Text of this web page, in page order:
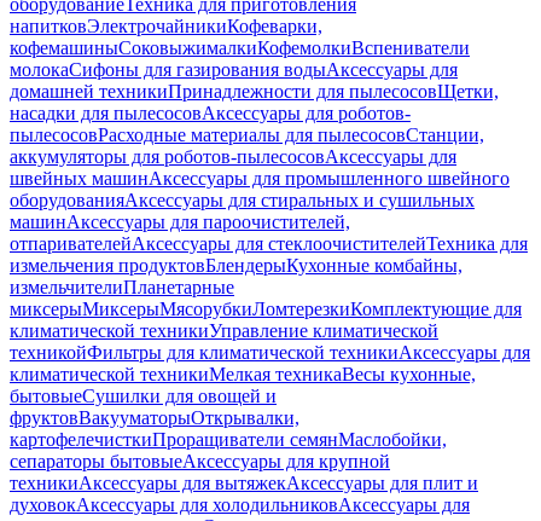
оборудованиеТехника для приготовления
напитковЭлектрочайникиКофеварки,
кофемашиныСоковыжималкиКофемолкиВспениватели
молокаСифоны для газирования водыАксессуары для
домашней техникиПринадлежности для пылесосовЩетки,
насадки для пылесосовАксессуары для роботов-
пылесосовРасходные материалы для пылесосовСтанции,
аккумуляторы для роботов-пылесосовАксессуары для
швейных машинАксессуары для промышленного швейного
оборудованияАксессуары для стиральных и сушильных
машинАксессуары для пароочистителей,
отпаривателейАксессуары для стеклоочистителейТехника для
измельчения продуктовБлендерыКухонные комбайны,
измельчителиПланетарные
миксерыМиксерыМясорубкиЛомтерезкиКомплектующие для
климатической техникиУправление климатической
техникойФильтры для климатической техникиАксессуары для
климатической техникиМелкая техникаВесы кухонные,
бытовыеСушилки для овощей и
фруктовВакууматорыОткрывалки,
картофелечисткиПроращиватели семянМаслобойки,
сепараторы бытовыеАксессуары для крупной
техникиАксессуары для вытяжекАксессуары для плит и
духовокАксессуары для холодильниковАксессуары для